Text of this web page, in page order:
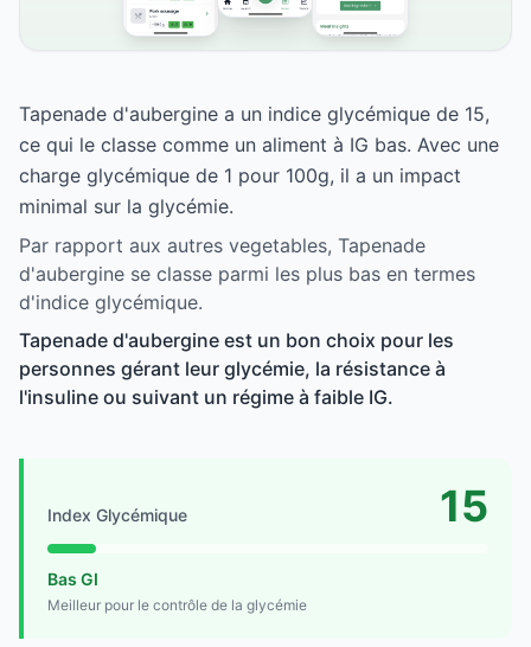
Tapenade d'aubergine a un indice glycémique de 15,
ce qui le classe comme un aliment à IG bas. Avec une
charge glycémique de 1 pour 100g, il a un impact
minimal sur la glycémie.
Par rapport aux autres vegetables, Tapenade
d'aubergine se classe parmi les plus bas en termes
d'indice glycémique.
Tapenade d'aubergine est un bon choix pour les
personnes gérant leur glycémie, la résistance à
l'insuline ou suivant un régime à faible IG.
Index Glycémique 15
Bas GI
Meilleur pour le contrôle de la glycémie